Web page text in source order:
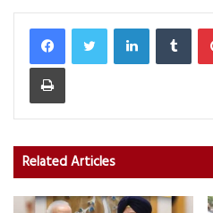
LinkedIn
Print
Related Articles